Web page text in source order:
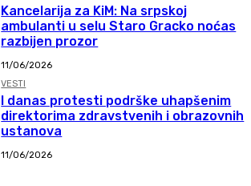
Kancelarija za KiM: Na srpskoj
ambulanti u selu Staro Gracko noćas
razbijen prozor
11/06/2026
VESTI
I danas protesti podrške uhapšenim
direktorima zdravstvenih i obrazovnih
ustanova
11/06/2026